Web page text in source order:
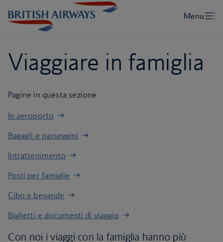
Viaggiare in famiglia
Pagine in questa sezione
In aeroporto
Bagagli e passeggini
Intrattenimento
Posti per famiglie
Cibo e bevande
Biglietti e documenti di viaggio
Con noi i viaggi con la famiglia hanno più